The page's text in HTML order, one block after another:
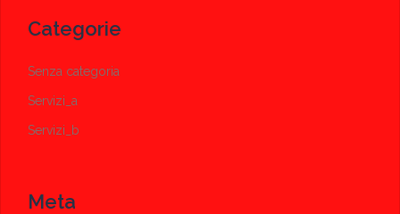
Categorie
Senza categoria
Servizi_a
Servizi_b
Meta